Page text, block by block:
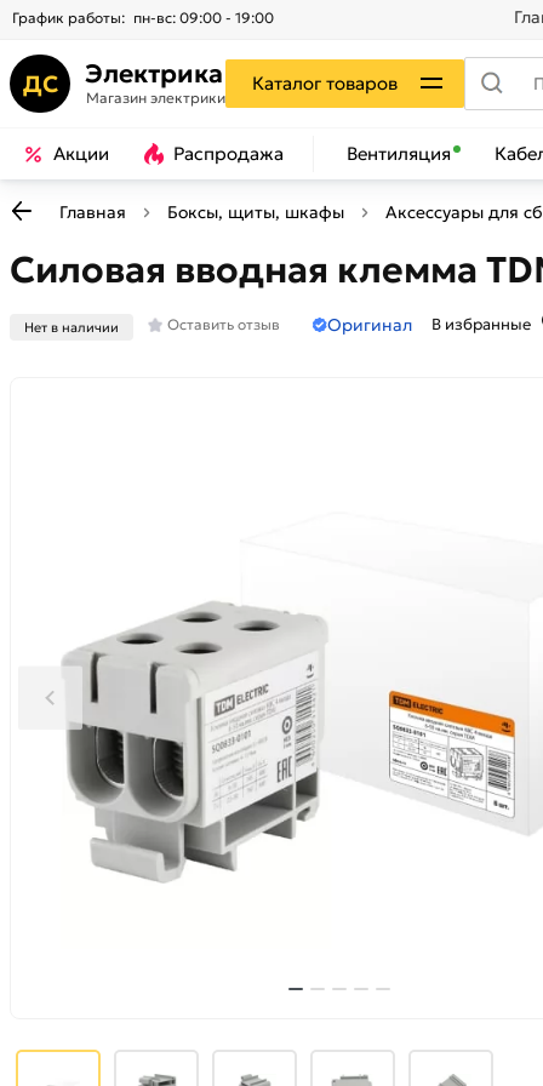
График работы: пн-вс: 09:00 - 19:00
ДС Электрика
Магазин электрики
Каталог товаров
Акции Распродажа Вентиляция
Главная Боксы, щиты, шкафы Аксессуары для
Силовая вводная клемма
Нет в наличии Оставить отзыв Оригинал В избранные